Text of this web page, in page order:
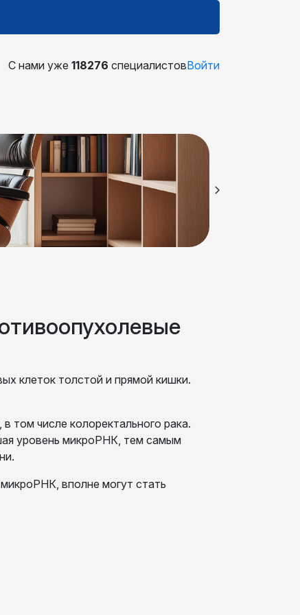
С нами уже 118276 специалистовВойти
клеток толстой и прямой кишки.
том числе колоректального рака.
уровень микроРНК, тем самым
вполне могут стать